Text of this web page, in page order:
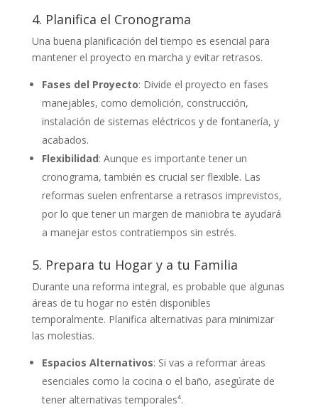
4. Planifica el Cronograma
Una buena planificación del tiempo es esencial para
mantener el proyecto en marcha y evitar retrasos.
Fases del Proyecto: Divide el proyecto en fases
manejables, como demolición, construcción,
instalación de sistemas eléctricos y de fontanería, y
acabados.
Flexibilidad: Aunque es importante tener un
cronograma, también es crucial ser flexible. Las
reformas suelen enfrentarse a retrasos imprevistos,
por lo que tener un margen de maniobra te ayudará
a manejar estos contratiempos sin estrés.
5. Prepara tu Hogar y a tu Familia
Durante una reforma integral, es probable que algunas
áreas de tu hogar no estén disponibles
temporalmente. Planifica alternativas para minimizar
las molestias.
Espacios Alternativos: Si vas a reformar áreas
esenciales como la cocina o el baño, asegúrate de
tener alternativas temporales⁴.